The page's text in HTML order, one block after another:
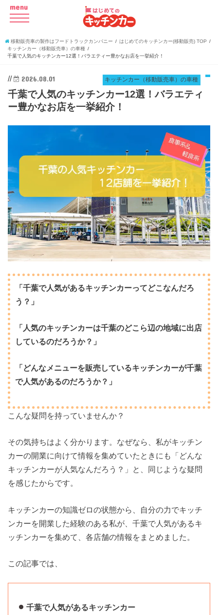
menu
移動販売車の製作はフードトラックカンパニー
はじめてのキッチンカー(移動販売) TOP
キッチンカー（移動販売車）の車種
千葉で人気のキッチンカー12選！バラエティー豊かなお店を一挙紹介！
// キッチンカー（移動販売車）の車種
2026.08.01
千葉で人気のキッチンカー12選！バラエティ
ー豊かなお店を一挙紹介！
「千葉で人気があるキッチンカーってどこなんだろ
う？」
「人気のキッチンカーは千葉のどこら辺の地域に出店
しているのだろうか？」
「どんなメニューを販売しているキッチンカーが千葉
で人気があるのだろうか？」
こんな疑問を持っていませんか？
その気持ちはよく分かります。なぜなら、私がキッチン
カーの開業に向けて情報を集めていたときにも「どんな
キッチンカーが人気なんだろう？」と、同じような疑問
を感じたからです。
キッチンカーの知識ゼロの状態から、自分の力でキッチ
ンカーを開業した経験のある私が、千葉で人気があるキ
ッチンカーを集めて、各店舗の情報をまとめました。
この記事では、
千葉で人気があるキッチンカー